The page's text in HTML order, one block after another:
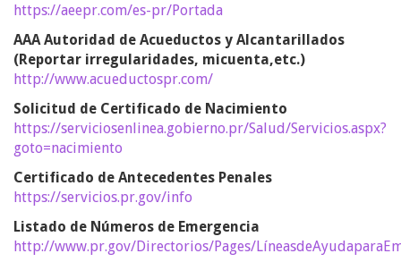
https://aeepr.com/es-pr/Portada
AAA Autoridad de Acueductos y Alcantarillados
(Reportar irregularidades, micuenta,etc.)
http://www.acueductospr.com/
Solicitud de Certificado de Nacimiento
https://serviciosenlinea.gobierno.pr/Salud/Servicios.aspx?
goto=nacimiento
Certificado de Antecedentes Penales
https://servicios.pr.gov/info
Listado de Números de Emergencia
http://www.pr.gov/Directorios/Pages/